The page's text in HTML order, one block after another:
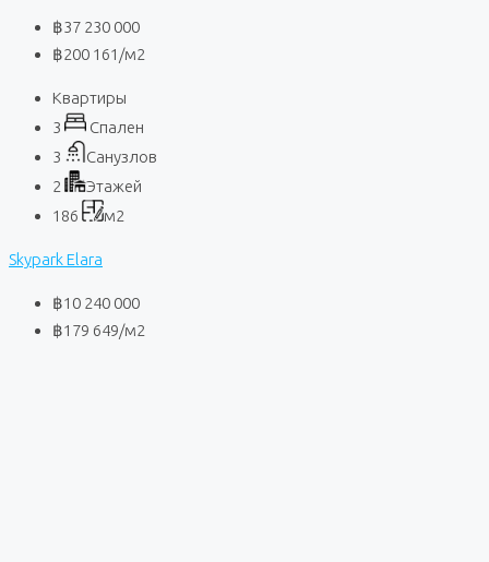
฿37 230 000
฿200 161 /м2
Квартиры
3
Спален
3
Санузлов
2
Этажей
186
м2
Skypark Elara
฿10 240 000
฿179 649/м2